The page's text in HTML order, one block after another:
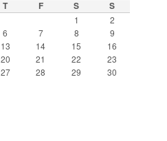
T F S S
1
2
6 7 8
9
13 14 15
16
20 21 22
23
27 28 29
30